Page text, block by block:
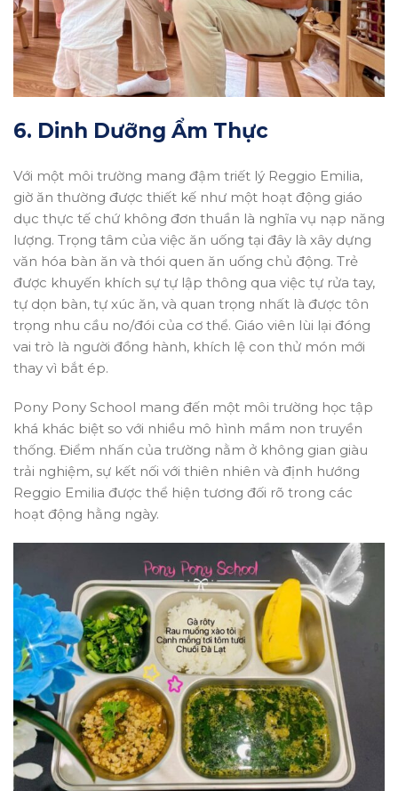
6. Dinh Dưỡng Ẩm Thực
Với một môi trường mang đậm triết lý Reggio Emilia,
giờ ăn thường được thiết kế như một hoạt động giáo
dục thực tế chứ không đơn thuần là nghĩa vụ nạp năng
lượng. Trọng tâm của việc ăn uống tại đây là xây dựng
văn hóa bàn ăn và thói quen ăn uống chủ động. Trẻ
được khuyến khích sự tự lập thông qua việc tự rửa tay,
tự dọn bàn, tự xúc ăn, và quan trọng nhất là được tôn
trọng nhu cầu no/đói của cơ thể. Giáo viên lùi lại đóng
vai trò là người đồng hành, khích lệ con thử món mới
thay vì bắt ép.
Pony Pony School mang đến một môi trường học tập
khá khác biệt so với nhiều mô hình mầm non truyền
thống. Điểm nhấn của trường nằm ở không gian giàu
trải nghiệm, sự kết nối với thiên nhiên và định hướng
Reggio Emilia được thể hiện tương đối rõ trong các
hoạt động hằng ngày.